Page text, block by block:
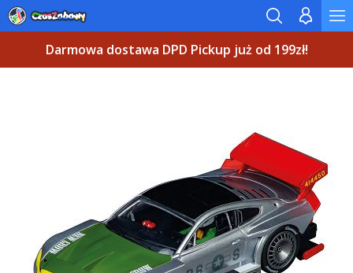
Darmowa dostawa DPD Pickup już od 199zł!